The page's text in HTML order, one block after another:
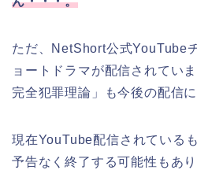
ただ、NetShort公式YouTube
ョートドラマが配信されてい
完全犯罪理論」も今後の配信
現在YouTube配信されている
予告なく終了する可能性もあ